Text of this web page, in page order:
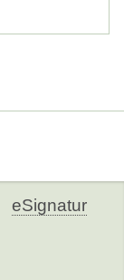
eSignatur